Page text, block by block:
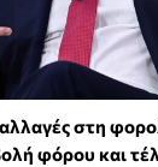
στη
φόρου και